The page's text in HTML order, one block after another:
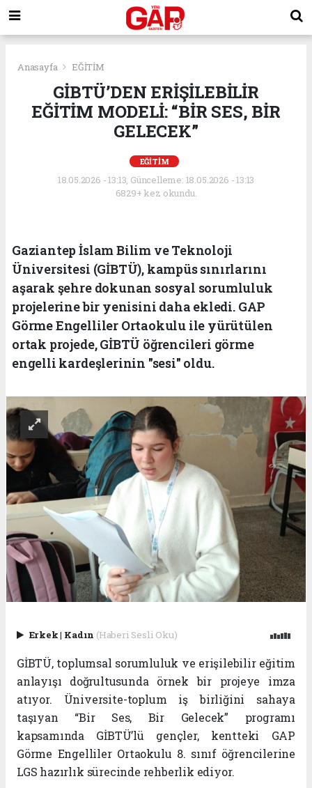
Anasayfa EĞİTİM
GİBTÜ’DEN ERİŞİLEBİLİR
EĞİTİM MODELİ: “BİR SES, BİR
GELECEK”
EĞİTİM
18.05.2026 - 13:13, Güncelleme: 18.05.2026 - 13:13
6829+ kez okundu.
Gaziantep İslam Bilim ve Teknoloji
Üniversitesi (GİBTÜ), kampüs sınırlarını
aşarak şehre dokunan sosyal sorumluluk
projelerine bir yenisini daha ekledi. GAP
Görme Engelliler Ortaokulu ile yürütülen
ortak projede, GİBTÜ öğrencileri görme
engelli kardeşlerinin "sesi" oldu.
Erkek| Kadın (Haberi Sesli Oku)
GİBTÜ, toplumsal sorumluluk ve erişilebilir eğitim
anlayışı doğrultusunda örnek bir projeye imza
atıyor. Üniversite-toplum iş birliğini sahaya
taşıyan “Bir Ses, Bir Gelecek” programı
kapsamında GİBTÜ’lü gençler, kentteki GAP
Görme Engelliler Ortaokulu 8. sınıf öğrencilerine
LGS hazırlık sürecinde rehberlik ediyor.